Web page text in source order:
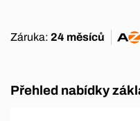
Záruka: 24 měsíců
Přehled nabídky